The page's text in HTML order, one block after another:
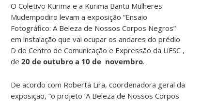
O Coletivo Kurima e a Kurima Bantu Mulheres
Mudempodiro levam a exposição “Ensaio
Fotográfico: A Beleza de Nossos Corpos Negros”
em instalação que vai ocupar os andares do prédio
D do Centro de Comunicação e Expressão da UFSC ,
de20 de outubro a 10 de novembro.
De acordo com Roberta Lira, coordenadora geral da
exposição, “o projeto ‘A Beleza de Nossos Corpos